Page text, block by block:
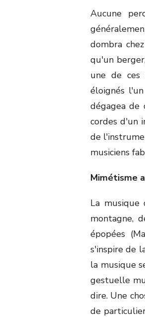
Aucune
dombra
qu'un
une de ces
éloignés
dégagea
cordes d'un
de
musiciens
Mimétisme
La
montagne,
épopées
s'inspire de
la musique
gestuelle
dire. Une
de